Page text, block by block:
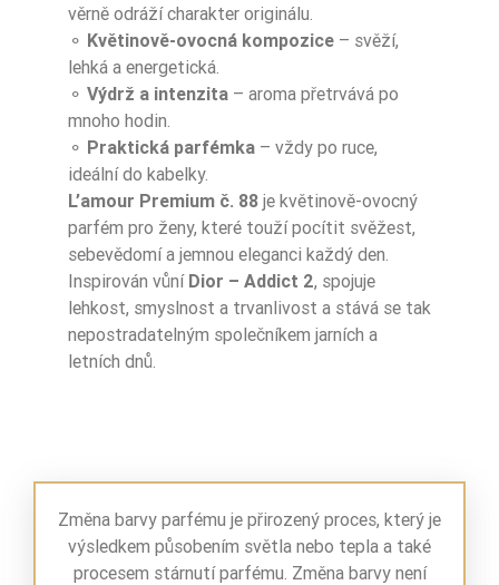
věrně odráží charakter originálu.
⚬ Květinově-ovocná kompozice – svěží,
lehká a energetická.
⚬ Výdrž a intenzita – aroma přetrvává po
mnoho hodin.
⚬ Praktická parfémka – vždy po ruce,
ideální do kabelky.
L’amour Premium č. 88 je květinově-ovocný
parfém pro ženy, které touží pocítit svěžest,
sebevědomí a jemnou eleganci každý den.
Inspirován vůní Dior – Addict 2, spojuje
lehkost, smyslnost a trvanlivost a stává se tak
nepostradatelným společníkem jarních a
letních dnů.
Změna barvy parfému je přirozený proces, který je
výsledkem působením světla nebo tepla a také
procesem stárnutí parfému. Změna barvy není